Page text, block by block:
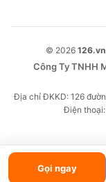
Gọi ngay
© 2026 126.vn
Công Ty TNHH
Địa chỉ ĐKKD: 126
Điện thoại: